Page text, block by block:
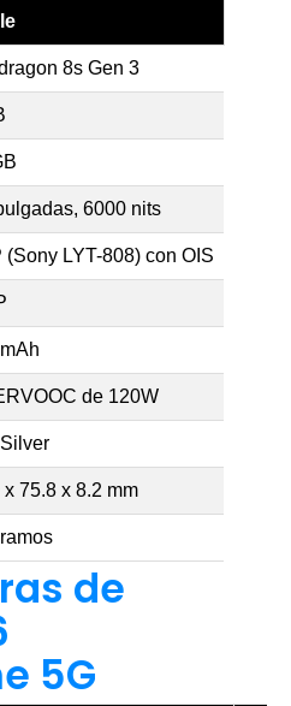
8s Gen 3
6000 nits
(Sony LYT-808) con OIS
de 120W
x 75.8 x 8.2 mm
de
5G